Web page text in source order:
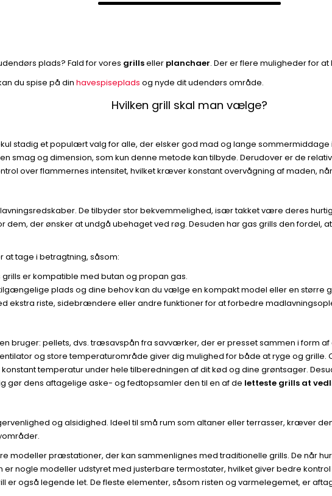
plads? Fald for vores grillseller planchaer. Der er flere muligheder for
du spise på dinhavespiseplads og nyde dit udendørs område.
Hvilken grill skal man vælge?
stadig et populært valg for alle, der elsker god mad og lange sommermiddage
smag og dimension, som kun denne metode kan tilbyde. Derudover er de
over flammernes intensitet, hvilket kræver konstant overvågning af maden,
De tilbyder stor bekvemmelighed, især takket være deres
dem, der ønsker at undgå ubehaget ved røg. Desuden har gas grills den fordel,
at tage i betragtning, såsom:
er kompatible med butan og propan gas.
plads og dine behov kan du vælge en kompakt model eller en større
ekstra riste, sidebrændere eller andre funktioner for at forbedre
bruger: pellets, dvs. træsavspån fra savværker, der er presset sammen i form af
og store temperaturområde giver dig mulighed for både at ryge og grille.
temperatur under hele tilberedningen af dit kød og dine grøntsager.
gør dens aftagelige aske- og fedtopsamler den til en af de letteste grills at
og alsidighed. Ideel til små rum som altaner eller terrasser, kræver
modeller præstationer, der kan sammenlignes med traditionelle grills. De når
er nogle modeller udstyret med justerbare termostater, hvilket giver bedre
er også legende let. De fleste elementer, såsom risten og varmelegemet, er